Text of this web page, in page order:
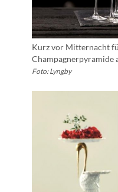
Kurz vor Mitternacht
Champagnerpyramide
Foto: Lyngby